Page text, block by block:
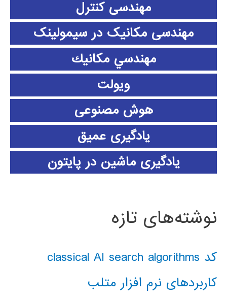
مهندسی کنترل
مهندسی مکانیک در سیمولینک
مهندسي مكانيك
ویولت
هوش مصنوعی
یادگیری عمیق
یادگیری ماشین در پایتون
نوشته‌های تازه
کد classical AI search algorithms
کاربردهای نرم افزار متلب